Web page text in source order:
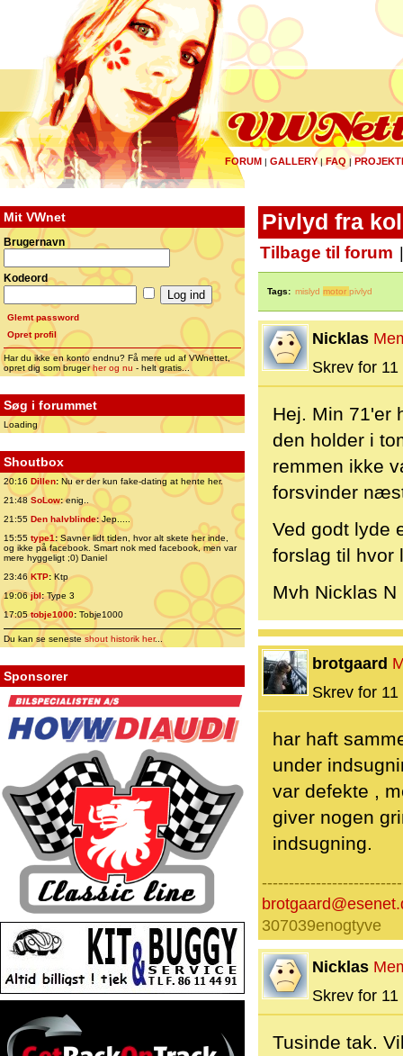
FORUM | GALLERY|FAQ |
Mit VWnet
Brugernavn
Kodeord
Glemt password
Opret profil
Har du ikke en konto endnu? Få mere ud af VWnettet,
opret dig som brugerher og nu - helt gratis...
Søg i forummet
Loading
Shoutbox
20:16 Dillen: Nu er der kun fake-dating at hente her.
21:48 SoLow:enig..
21:55 Den halvblinde:Jep.....
15:55 type1:Savner lidt tiden, hvor alt skete her inde,
og ikke på facebook. Smart nok med facebook, men var
mere hyggeligt ;0) Daniel
23:46 KTP:Ktp
19:06jbl:Type 3
17:05tobje1000: Tobje1000
Du kan se senesteshout historik her...
Sponsorer
Pivlyd fra
Tilbage til forum
Tags: mislyd motor pivlyd
Nicklas
Skrev for
Hej. Min 71'er
den holder i
remmen ikke
forsvinder
Ved godt lyde
forslag til hvor
Mvh Nicklas N
brotgaard
Skrev for
har haft
under
var defekte ,
giver nogen
indsugning.
307039enogtyve
Nicklas
Skrev for
Tusinde tak.